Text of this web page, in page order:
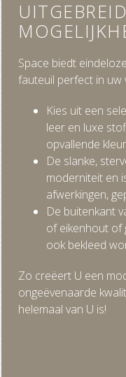
Space biedt
fauteuil perfect in
Kies uit een
leer en luxe
opvallende
De slanke,
moderniteit en
afwerkingen,
De buitenkant
of eikenhout of
ook bekleed
Zo creëert U een
ongeëvenaarde
helemaal van U is!